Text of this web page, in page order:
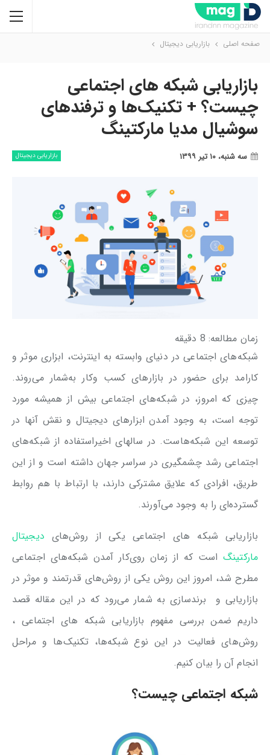
صفحه اصلی بازاریابی دیجیتال
بازاریابی شبکه های اجتماعی
چیست؟ + تکنیک‌ها و ترفندهای
سوشیال مدیا مارکتینگ
بازاریابی دیجیتال سه شنبه، ۱۰ تیر ۱۳۹۹
زمان مطالعه: 8 دقیقه
شبکه‌های اجتماعی در دنیای وابسته به اینترنت، ابزاری موثر و
کارامد برای حضور در بازارهای کسب وکار به‌شمار می‌روند.
چیزی که امروز، در شبکه‌های اجتماعی بیش از همیشه مورد
توجه است، به وجود آمدن ابزارهای دیجیتال و نقش آنها در
توسعه این شبکه‌هاست. در سالهای اخیراستفاده از شبکه‌های
اجتماعی رشد چشمگیری در سراسر جهان داشته است و از این
طریق، افرادی که علایق مشترکی دارند، با ارتباط با هم روابط
گسترده‌ای را به وجود می‌آورند.
بازاریابی شبکه های اجتماعی یکی از روش‌های دیجیتال
مارکتینگاست که از زمان روی‌کار آمدن شبکه‌های اجتماعی
مطرح شد، امروز این روش یکی از روش‌های قدرتمند و موثر در
بازاریابی و برند‌سازی به شمار می‌رود که در این مقاله قصد
داریم ضمن بررسی مفهوم بازاریابی شبکه های اجتماعی ،
روش‌های فعالیت در این نوع شبکه‌ها، تکنیک‌ها و مراحل
انجام آن را بیان کنیم.
شبکه اجتماعی چیست؟